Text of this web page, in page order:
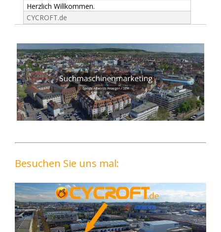
Herzlich Willkommen.
CYCROFT.de
Besuchen Sie uns mal: